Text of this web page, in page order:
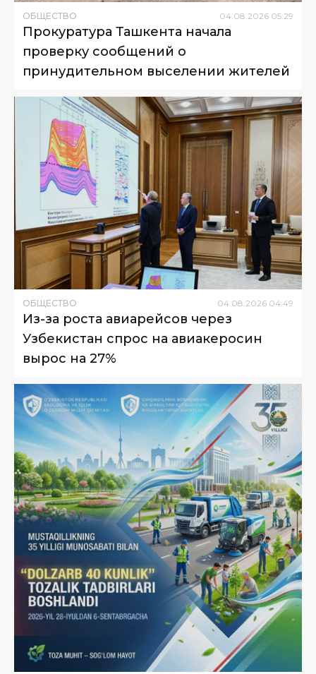
ОБЩЕСТВО 04.08.2026 05:29
Прокуратура Ташкента начала
проверку сообщений о
принудительном выселении жителей
ОБЩЕСТВО 04 08 2026 04:49
Из-за роста авиарейсов через
Узбекистан спрос на авиакеросин
вырос на 27%